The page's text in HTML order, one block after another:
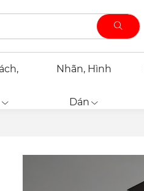
Nhãn, Hình
Dán